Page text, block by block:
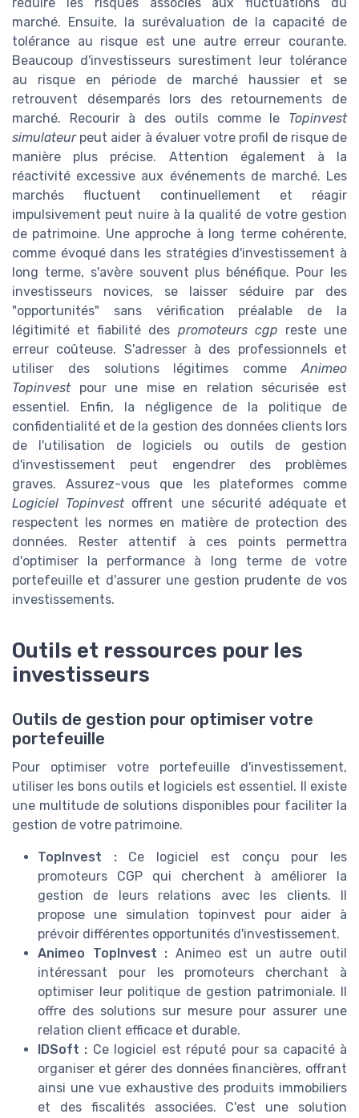
marché. Ensuite, la surévaluation de la capacité de
tolérance au risque est une autre erreur courante.
Beaucoup d'investisseurs surestiment leur tolérance
au risque en période de marché haussier et se
retrouvent désemparés lors des retournements de
marché. Recourir à des outils comme le Topinvest
simulateurpeut aider à évaluer votre profil de risque de
manière plus précise. Attention également à la
réactivité excessive aux événements de marché. Les
marchés fluctuent continuellement et réagir
impulsivement peut nuire à la qualité de votre gestion
de patrimoine. Une approche à long terme cohérente,
comme évoqué dans les stratégies d'investissement à
long terme, s'avère souvent plus bénéfique. Pour les
investisseurs novices, se laisser séduire par des
"opportunités" sans vérification préalable de la
légitimité et fiabilité des promoteurs cgp reste une
erreur coûteuse. S'adresser à des professionnels et
utiliser des solutions légitimes commeAnimeo
Topinvestpour une mise en relation sécurisée est
essentiel. Enfin, la négligence de la politique de
confidentialité et de la gestion des données clients lors
de l'utilisation de logiciels ou outils de gestion
d'investissement peut engendrer des problèmes
graves. Assurez-vous que les plateformes comme
Logiciel Topinvestoffrent une sécurité adéquate et
respectent les normes en matière de protection des
données. Rester attentif à ces points permettra
d'optimiser la performance à long terme de votre
portefeuille et d'assurer une gestion prudente de vos
investissements.
Outils et ressources pour les
investisseurs
Outils de gestion pour optimiser votre
portefeuille
Pour optimiser votre portefeuille d'investissement,
utiliser les bons outils et logiciels est essentiel. Il existe
une multitude de solutions disponibles pour faciliter la
gestion de votre patrimoine.
TopInvest :Ce logiciel est conçu pour les
promoteurs CGP qui cherchent à améliorer la
gestion de leurs relations avec les clients. Il
propose une simulation topinvest pour aider à
prévoir différentes opportunités d'investissement.
Animeo TopInvest : Animeo est un autre outil
intéressant pour les promoteurs cherchant à
optimiser leur politique de gestion patrimoniale. Il
offre des solutions sur mesure pour assurer une
relation client efficace et durable.
IDSoft : Ce logiciel est réputé pour sa capacité à
organiser et gérer des données financières, offrant
ainsi une vue exhaustive des produits immobiliers
et des fiscalités associées. C'est une solution